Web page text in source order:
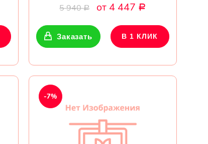
5 940Р от 4 447 Р
Заказать В 1 КЛИК
-7%